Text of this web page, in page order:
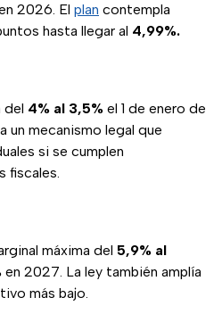
2026. El plan contempla
hasta llegar al 4,99%.
del 4% al 3,5% el 1 de enero de
un mecanismo legal que
si se cumplen
fiscales.
máxima del 5,9% al
en 2027. La ley también amplía
más bajo.